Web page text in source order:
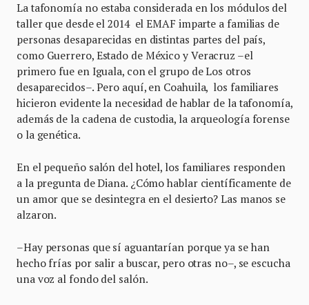
La tafonomía no estaba considerada en los módulos del
taller que desde el 2014 el EMAF imparte a familias de
personas desaparecidas en distintas partes del país,
como Guerrero, Estado de México y Veracruz –el
primero fue en Iguala, con el grupo de Los otros
desaparecidos–. Pero aquí, en Coahuila, los familiares
hicieron evidente la necesidad de hablar de la tafonomía,
además de la cadena de custodia, la arqueología forense
o la genética.
En el pequeño salón del hotel, los familiares responden
a la pregunta de Diana. ¿Cómo hablar científicamente de
un amor que se desintegra en el desierto? Las manos se
alzaron.
–Hay personas que sí aguantarían porque ya se han
hecho frías por salir a buscar, pero otras no–, se escucha
una voz al fondo del salón.